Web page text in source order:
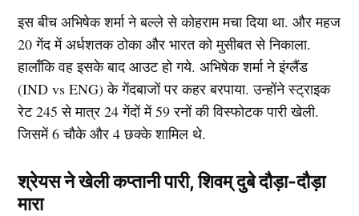
इस बीच अभिषेक शर्मा ने बल्ले से कोहराम मचा दिया था. और महज
20 गेंद में अर्धशतक ठोका और भारत को मुसीबत से निकाला.
हालाँकि वह इसके बाद आउट हो गये. अभिषेक शर्मा ने इंग्लैंड
(IND vs ENG) के गेंदबाजों पर कहर बरपाया. उन्होंने स्ट्राइक
रेट 245 से मात्र 24 गेंदों में 59 रनों की विस्फोटक पारी खेली.
जिसमें 6 चौके और 4 छक्के शामिल थे.
श्रेयस ने खेली कप्तानी पारी, शिवम् दुबे दौड़ा-दौड़ा
मारा